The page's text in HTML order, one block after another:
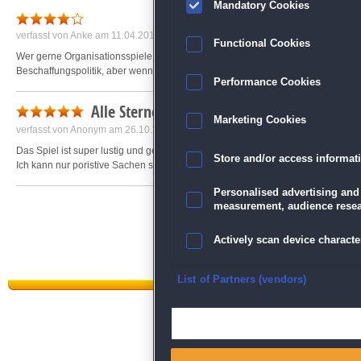
verfasst von Anke am 11.04.2011 um 19:13
Wer gerne Organisationsspiele mit Questaufgaben macht der wird dieses
Beschaffungspolitik, aber wenn man erstmal den dreh raus hat wie man
Alle Sterne
verfasst von Anonym am 26.10.2014 um 14:53
Das Spiel ist super lustig und geil!
Ich kann nur poristive Sachen sagen!!
Mandatory Cookies
Functional Cookies
Performance Cookies
Marketing Cookies
Store and/or access
Personalised advertising
measurement, audience
Actively scan device
Ensure security, prevent
List of Partners (vendors)